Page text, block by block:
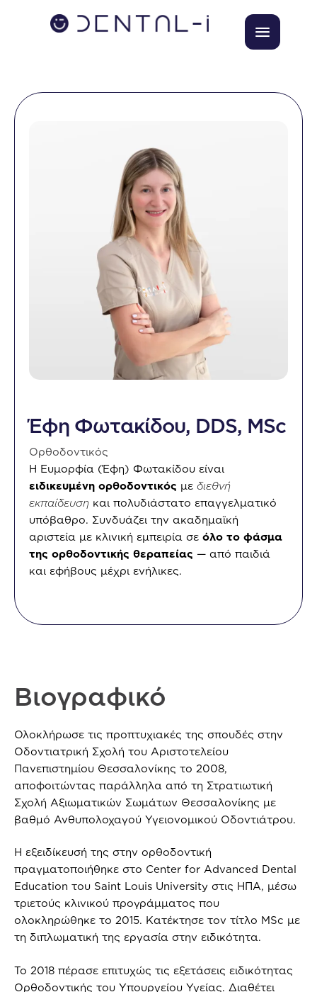
Έφη Φωτακίδου, DDS, MSc
Ορθοδοντικός
Η Ευμορφία (Έφη) Φωτακίδου είναι
ειδικευμένη ορθοδοντικός με διεθνή
εκπαίδευση και πολυδιάστατο επαγγελματικό
υπόβαθρο. Συνδυάζει την ακαδημαϊκή
αριστεία με κλινική εμπειρία σε όλο το φάσμα
της ορθοδοντικής θεραπείας — από παιδιά
και εφήβους μέχρι ενήλικες.
Βιογραφικό
Ολοκλήρωσε τις προπτυχιακές της σπουδές στην
Οδοντιατρική Σχολή του Αριστοτελείου
Πανεπιστημίου Θεσσαλονίκης το 2008,
αποφοιτώντας παράλληλα από τη Στρατιωτική
Σχολή Αξιωματικών Σωμάτων Θεσσαλονίκης με
βαθμό Ανθυπολοχαγού Υγειονομικού Οδοντιάτρου.
Η εξειδίκευσή της στην ορθοδοντική
πραγματοποιήθηκε στο Center for Advanced Dental
Education του Saint Louis University στις ΗΠΑ, μέσω
τριετούς κλινικού προγράμματος που
ολοκληρώθηκε το 2015. Κατέκτησε τον τίτλο MSc με
τη διπλωματική της εργασία στην ειδικότητα.
Το 2018 πέρασε επιτυχώς τις εξετάσεις ειδικότητας
Ορθοδοντικής του Υπουργείου Υγείας. Διαθέτει